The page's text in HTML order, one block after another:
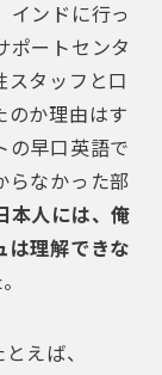
インドに行っ
ポートセンタ
タッフと口
のか理由はす
の早口英語で
らなかった部
本人には、俺
は理解できな
えば、